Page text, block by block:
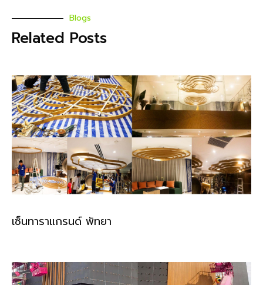
Blogs
Related Posts
เซ็นทาราแกรนด์ พัทยา